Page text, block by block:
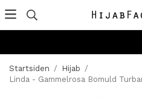
Startsiden / Hijab /
Linda - Gammelrosa Bomuld